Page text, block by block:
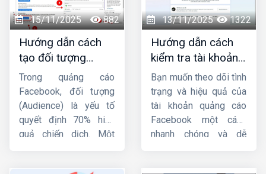
15/11/2025 882
Hướng dẫn cách
tạo đối tượng
quảng cáo trên
Facebook từ A-Z
Trong quảng cáo
Facebook, đối tượng
(Audience) là yếu tố
quyết định 70% hiệu
quả chiến dịch. Một
13/11/2025 1322
Hướng dẫn cách
kiểm tra tài khoản
quảng cáo
facebook đơn giản,
nhanh chóng
Bạn muốn theo dõi tình
trạng và hiệu quả của
tài khoản quảng cáo
Facebook một cách
nhanh chóng và dễ